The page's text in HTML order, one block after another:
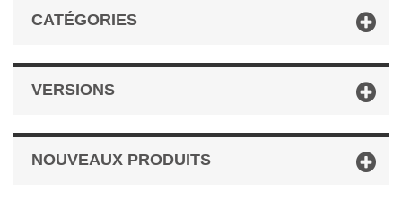
CATÉGORIES
VERSIONS
NOUVEAUX PRODUITS